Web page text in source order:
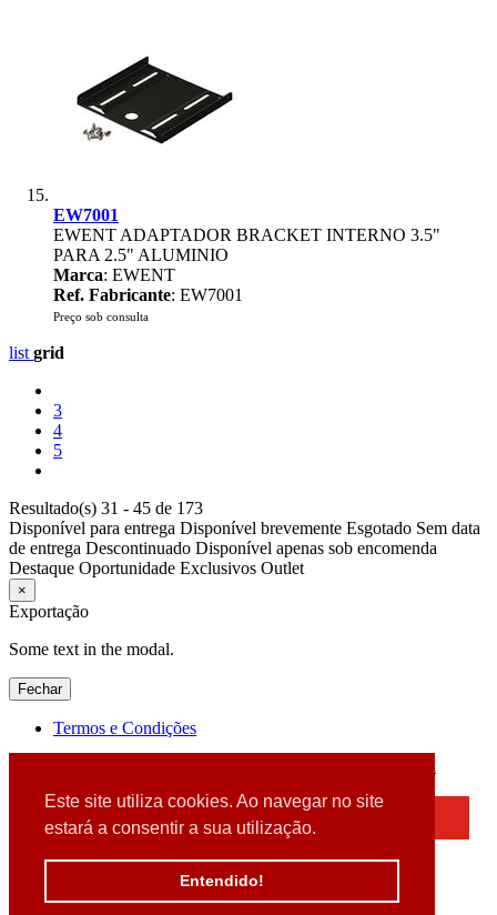
Este site utiliza cookies. Ao navegar no site
estará a consentir a sua utilização.
Entendido!
EW7001
EWENT ADAPTADOR BRACKET INTERNO 3.5"
PARA 2.5" ALUMINIO
Marca: EWENT
Ref. Fabricante: EW7001
Preço sob consulta
list grid
3
4
5
Resultado(s) 31 - 45 de 173
Disponível para entrega Disponível brevemente Esgotado Sem data
de entrega Descontinuado Disponível apenas sob encomenda
Destaque Oportunidade Exclusivos Outlet
×
Exportação
Some text in the modal.
Fechar
Termos e Condições
Detectamos que está a usar um browser desatualizado
Por favor, atualize o seu browser
para garantir uma melhor experiência.